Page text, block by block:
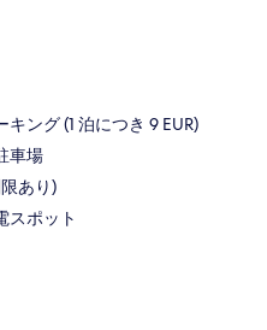
ング (1 泊につき 9 EUR)
車場
あり)
スポット